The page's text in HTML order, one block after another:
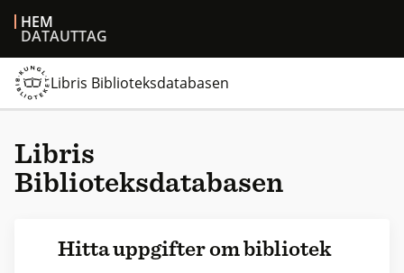
HEM
DATAUTTAG
Libris Biblioteksdatabasen
Libris
Biblioteksdatabasen
Hitta uppgifter om bibliotek